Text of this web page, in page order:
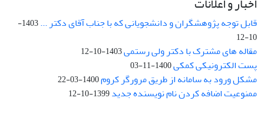
قابل توجه پژوهشگران و دانشجویانی که با جناب آقای دکتر ...
1403-
10-12
مقاله های مشترک با دکتر ولی رستمی1403-10-12
پست الکترونیکی کمکی1400-11-03
مشکل ورود به سامانه از طریق مرورگر کروم1400-03-22
ممنوعیت اضافه کردن نام نویسنده جدید1399-10-12